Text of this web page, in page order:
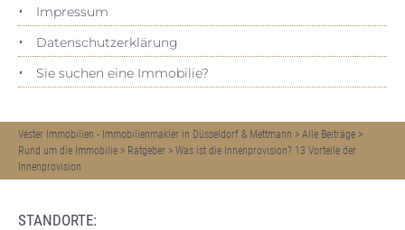
Impressum
Datenschutz­erklärung
Sie suchen eine Immobilie?
Vester Immobilien - Immobilienmakler in Düsseldorf & Mettmann > Alle Beiträge >
Rund um die Immobilie > Ratgeber > Was ist die Innenprovision? 13 Vorteile der
Innenprovision
STANDORTE: